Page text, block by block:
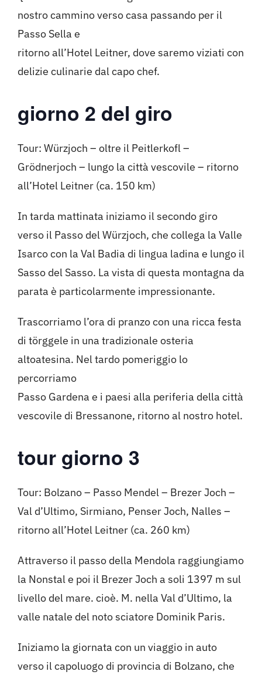
nostro cammino verso casa passando per il
Passo Sella e
ritorno all’Hotel Leitner, dove saremo viziati con
delizie culinarie dal capo chef.
giorno 2 del giro
Tour: Würzjoch – oltre il Peitlerkofl –
Grödnerjoch – lungo la città vescovile – ritorno
all’Hotel Leitner (ca. 150 km)
In tarda mattinata iniziamo il secondo giro
verso il Passo del Würzjoch, che collega la Valle
Isarco con la Val Badia di lingua ladina e lungo il
Sasso del Sasso. La vista di questa montagna da
parata è particolarmente impressionante.
Trascorriamo l’ora di pranzo con una ricca festa
di törggele in una tradizionale osteria
altoatesina. Nel tardo pomeriggio lo
percorriamo
Passo Gardena e i paesi alla periferia della città
vescovile di Bressanone, ritorno al nostro hotel.
tour giorno 3
Tour: Bolzano – Passo Mendel – Brezer Joch –
Val d’Ultimo, Sirmiano, Penser Joch, Nalles –
ritorno all’Hotel Leitner (ca. 260 km)
Attraverso il passo della Mendola raggiungiamo
la Nonstal e poi il Brezer Joch a soli 1397 m sul
livello del mare. cioè. M. nella Val d’Ultimo, la
valle natale del noto sciatore Dominik Paris.
Iniziamo la giornata con un viaggio in auto
verso il capoluogo di provincia di Bolzano, che